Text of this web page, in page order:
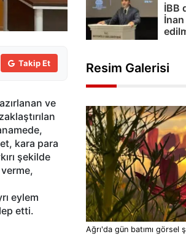
Takip Et
ve
kara para
şekilde
eylem
etti.
İBB
Resim Galerisi
Ağrı'da gün batımı görsel